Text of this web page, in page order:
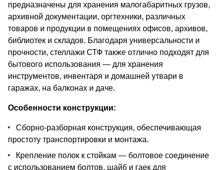
предназначены для хранения малогабаритных грузов,
архивной документации, оргтехники, различных
товаров и продукции в помещениях офисов, архивов,
библиотек и складов. Благодаря универсальности и
прочности, стеллажи СТФ также отлично подходят для
бытового использования — для хранения
инструментов, инвентаря и домашней утвари в
гаражах, на балконах и даче.
Особенности конструкции:
Сборно-разборная конструкция, обеспечивающая
простоту транспортировки и монтажа.
Крепление полок к стойкам — болтовое соединение
с использованием болтов, шайб и гаек для